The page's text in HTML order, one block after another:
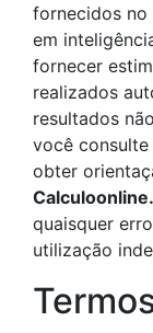
fornecidos no
em
fornecer
realizados
resultados
você
obter
quaisquer
utilização